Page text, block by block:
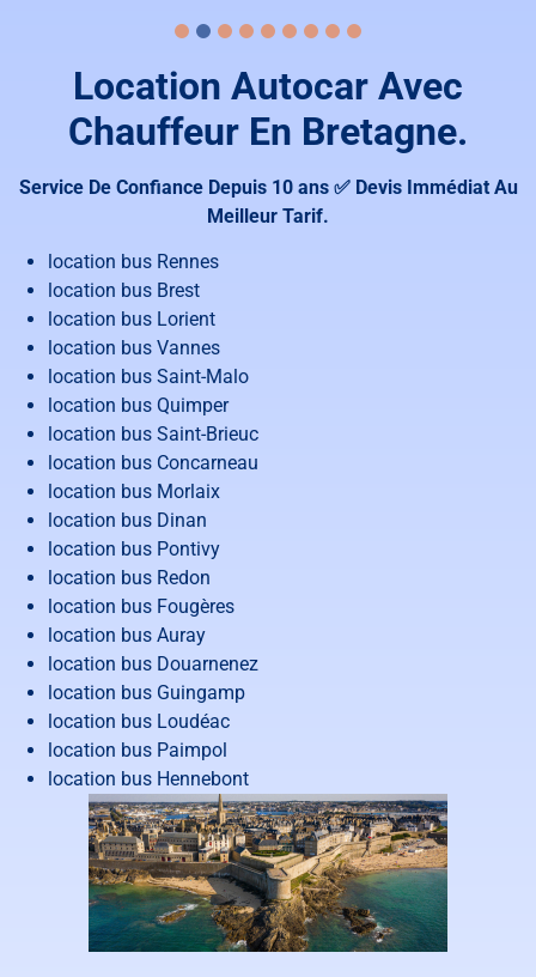
Location Autocar Avec
Chauffeur En Bretagne.
Service De Confiance Depuis 10 ans ✅ Devis Immédiat Au
Meilleur Tarif.
location bus Rennes
location bus Brest
location bus Lorient
location bus Vannes
location bus Saint-Malo
location bus Quimper
location bus Saint-Brieuc
location bus Concarneau
location bus Morlaix
location bus Dinan
location bus Pontivy
location bus Redon
location bus Fougères
location bus Auray
location bus Douarnenez
location bus Guingamp
location bus Loudéac
location bus Paimpol
location bus Hennebont